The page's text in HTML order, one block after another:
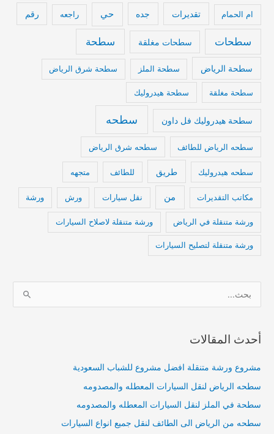
ام الحمام تقديرات جده حي راجعه رقم
سطحات سطحات مغلقة سطحة
سطحة الرياض سطحة الملز سطحة شرق الرياض
سطحة مغلقة سطحة هيدروليك
سطحة هيدروليك فل داون سطحه
سطحه الرياض للطائف سطحه شرق الرياض
سطحه هيدروليك طريق للطائف متجهه
مكاتب التقديرات من نقل سيارات ورش ورشة
ورشة متنقلة في الرياض ورشة متنقلة لاصلاح السيارات
ورشة متنقلة لتصليح السيارات
ل
ح
ع
ن
:
أحدث المقالات
مشروع ورشة متنقلة افضل مشروع للشباب السعودية
سطحه الرياض لنقل السيارات المعطله والمصدومه
سطحة في الملز لنقل السيارات المعطله والمصدومه
سطحه من الرياض الى الطائف لنقل جميع انواع السيارات